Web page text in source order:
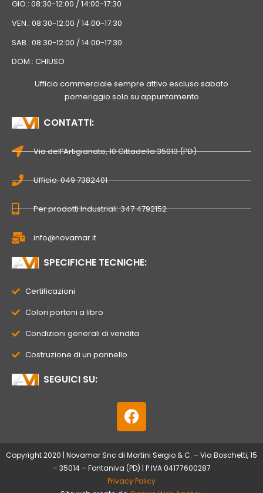
GIO.: 08:30-12:00 / 14:00-17:30
VEN.: 08:30-12:00 / 14:00-17:30
SAB.: 08:30-12:00 / 14:00-17:30
DOM.: CHIUSO
Ufficio commerciale sempre attivo escluso sabato
pomeriggio solo su appuntamento
CONTATTI:
Via dell’Artigianato, 10 Cittadella 35013 (PD)
Ufficio: 049 7382401
Per prodotti Industriali: 347 4792152
info@novamar.it
SPECIFICHE TECNICHE:
Certificazioni
Colori portoni a libro
Condizioni generali di vendita
Costruzione di un pannello
SEGUICI SU:
F
a
e
b
o
Copyright 2020 | Novamar Snc di Martini Sergio & C. – Via Boschetti, 15
– 35014 – Fontaniva (PD) | P.IVA 04177600287
Privacy Policy